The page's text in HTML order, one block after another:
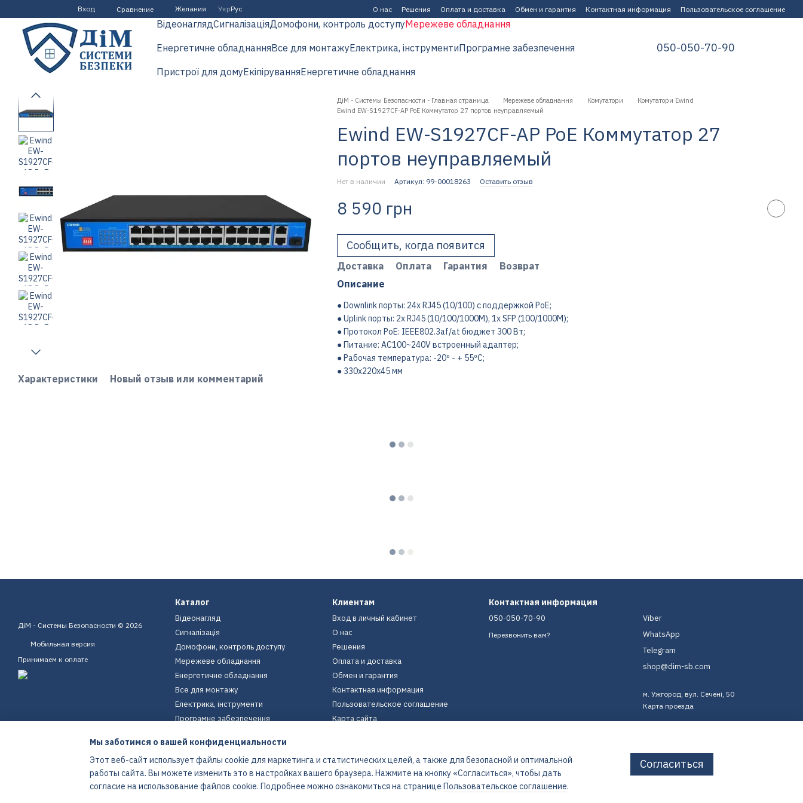
Перейти к основному контенту
Вход Сравнение Желания УкрРус О нас Решения Оплата и доставка Обмен и гарантия Контактная информация Пользовательское соглашение
ВідеонаглядСигналізаціяДомофони, контроль доступуМережеве обладнання
Енергетичне обладнанняВсе для монтажуЕлектрика, інструментиПрограмне забезпечення
Пристрої для домуЕкіпіруванняЕнергетичне обладнання
050-050-70-90
Характеристики Новый отзыв или комментарий
ДіМ - Системы Безопасности - Главная страница Мережеве обладнання Комутатори
Комутатори Ewind
Ewind EW-S1927CF-AP PoE Коммутатор 27 портов неуправляемый
Ewind EW-S1927CF-AP PoE Коммутатор 27
портов неуправляемый
Нет в наличии Артикул: 99-00018263 Оставить отзыв
8 590 грн
Сообщить, когда появится
Доставка Оплата Гарантия
Возврат
Описание
● Downlink порты: 24x RJ45 (10/100) с поддержкой PoE;
● Uplink порты: 2x RJ45 (10/100/1000M), 1x SFP (100/1000M);
● Протокол PoE: IEEE802.3af/at бюджет 300 Вт;
● Питание: AC100~240V встроенный адаптер;
● Рабочая температура: -20º - + 55ºC;
● 330x220x45 мм
ДіМ - Системы Безопасности © 2026
Мобильная версия
Принимаем к оплате
Интернет-магазин создан с Хорошоп
Каталог
Відеонагляд
Сигналізація
Домофони, контроль доступу
Мережеве обладнання
Енергетичне обладнання
Все для монтажу
Електрика, інструменти
Програмне забезпечення
Екіпірування
Енергетичне обладнання
Клиентам
Вход в личный кабинет
О нас
Решения
Оплата и доставка
Обмен и гарантия
Контактная информация
Пользовательское соглашение
Карта сайта
Контактная информация
050-050-70-90
Перезвонить вам?
Viber
WhatsApp
Telegram
shop@dim-sb.com
м. Ужгород, вул. Сечені, 50
Карта проезда
Мы заботимся о вашей конфиденциальности
Этот веб-сайт использует файлы cookie для маркетинга и статистических целей, а также для безопасной и оптимальной
работы сайта. Вы можете изменить это в настройках вашего браузера. Нажмите на кнопку «Согласиться», чтобы дать
согласие на использование файлов cookie. Подробнее можно ознакомиться на странице Пользовательское соглашение.
Согласиться